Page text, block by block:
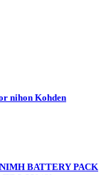
nihon Kohden
BATTERY PACK